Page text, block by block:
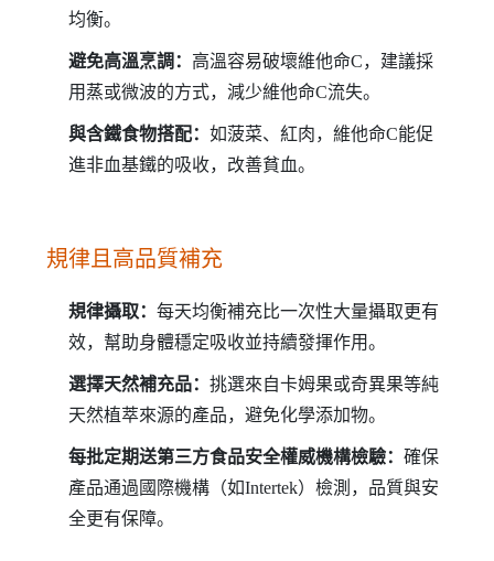
均衡。
避免高溫烹調： 高溫容易破壞維他命C，建議採
用蒸或微波的方式，減少維他命C流失。
與含鐵食物搭配： 如菠菜、紅肉，維他命C能促
進非血基鐵的吸收，改善貧血。
規律且高品質補充
規律攝取： 每天均衡補充比一次性大量攝取更有
效，幫助身體穩定吸收並持續發揮作用。
選擇天然補充品： 挑選來自卡姆果或奇異果等純
天然植萃來源的產品，避免化學添加物。
每批定期送第三方食品安全權威機構檢驗： 確保
產品通過國際機構（如Intertek）檢測，品質與安
全更有保障。